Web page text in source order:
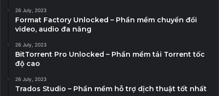
26 July, 2023
Format Factory Unlocked – Phần mềm chuyển đổi
video, audio đa năng
26 July, 2023
BitTorrent Pro Unlocked – Phần mềm tải Torrent tốc
độ cao
26 July, 2023
Trados Studio – Phần mềm hỗ trợ dịch thuật tốt nhất